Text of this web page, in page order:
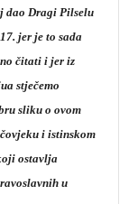
dao Dragi Pilselu
jer je to sada
čitati i jer iz
stječemo
sliku o ovom
i istinskom
ostavlja
u